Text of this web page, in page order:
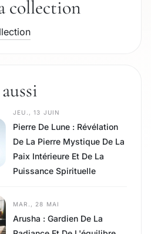
collection
JEU., 13 JUIN
Pierre De Lune : Révélation
De La Pierre Mystique De La
Paix Intérieure Et De La
Puissance Spirituelle
MAR., 28 MAI
Arusha : Gardien De La